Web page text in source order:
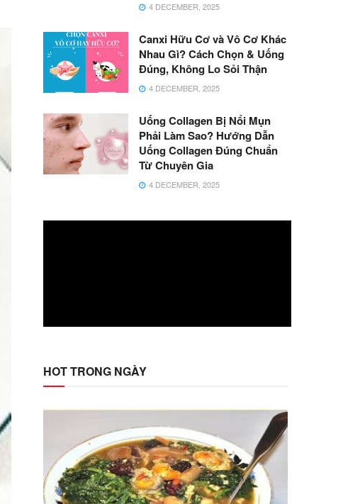
4 DECEMBER, 2025
Canxi Hữu Cơ và Vô Cơ Khác
Nhau Gì? Cách Chọn & Uống
Đúng, Không Lo Sỏi Thận
4 DECEMBER, 2025
Uống Collagen Bị Nổi Mụn
Phải Làm Sao? Hướng Dẫn
Uống Collagen Đúng Chuẩn
Từ Chuyên Gia
4 DECEMBER, 2025
HOT TRONG NGÀY